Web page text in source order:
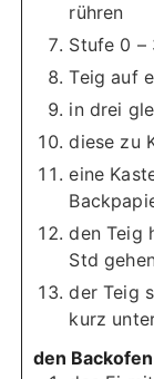
rühren
Stufe 0 –
Teig auf
in drei
diese zu
eine
den Teig
Std
der Teig
kurz
den